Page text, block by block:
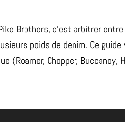
Brothers, c’est arbitrer
poids de denim. Ce
(Roamer, Chopper, Buccanoy,